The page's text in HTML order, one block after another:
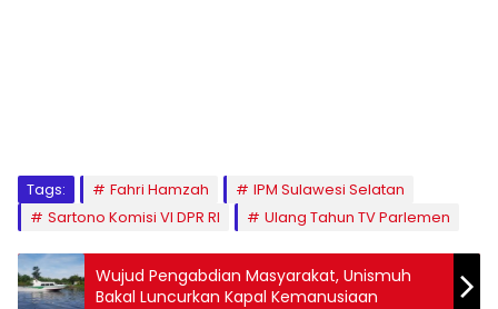
Tags: Fahri Hamzah
IPM Sulawesi Selatan
Sartono Komisi VI DPR RI
Ulang Tahun TV Parlemen
Wujud Pengabdian Masyarakat, Unismuh
Bakal Luncurkan Kapal Kemanusiaan